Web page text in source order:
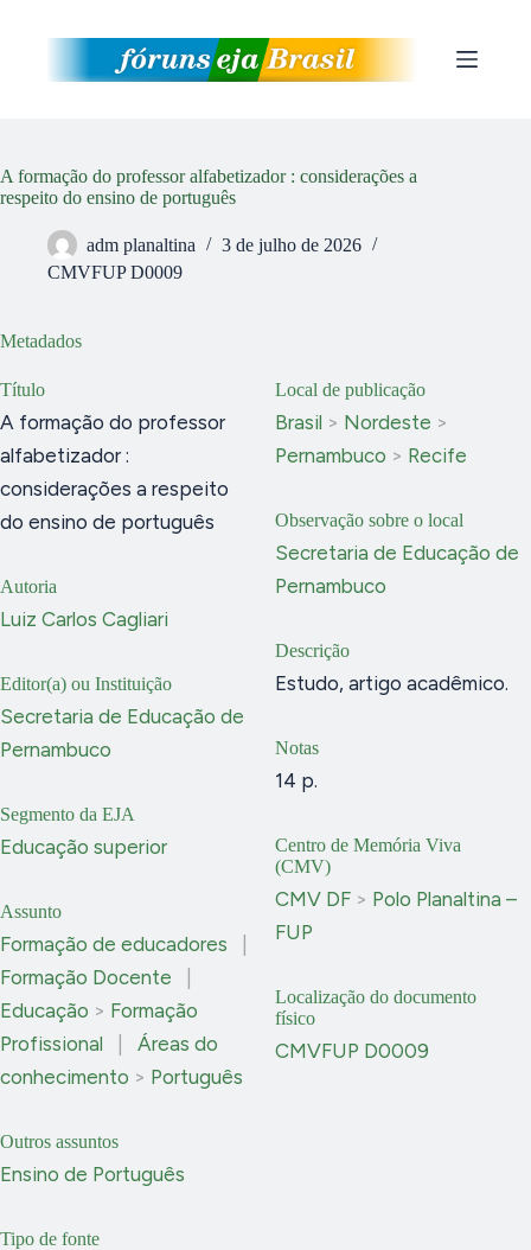
A formação do professor alfabetizador : considerações a
respeito do ensino de português
adm planaltina
3 de julho de 2026
CMVFUP D0009
Metadados
Título
A formação do professor
alfabetizador :
considerações a respeito
do ensino de português
Autoria
Luiz Carlos Cagliari
Editor(a) ou Instituição
Secretaria de Educação de
Pernambuco
Segmento da EJA
Educação superior
Assunto
Formação de educadores
Formação Docente
Educação > Formação
Profissional
Áreas do
conhecimento > Português
Outros assuntos
Ensino de Português
Tipo de fonte
Local de publicação
Brasil > Nordeste >
Pernambuco > Recife
Observação sobre o local
Secretaria de Educação de
Pernambuco
Descrição
Estudo, artigo acadêmico.
Notas
14 p.
Centro de Memória Viva
(CMV)
CMV DF > Polo Planaltina –
FUP
Localização do documento
físico
CMVFUP D0009